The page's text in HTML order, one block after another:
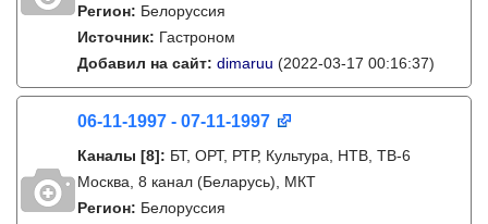
Регион: Белоруссия
Источник: Гастроном
Добавил на сайт: dimaruu (2022-03-17 00:16:37)
06-11-1997 - 07-11-1997
Каналы [8]: БТ, ОРТ, РТР, Культура, НТВ, ТВ-6
Москва, 8 канал (Беларусь), МКТ
Регион: Белоруссия